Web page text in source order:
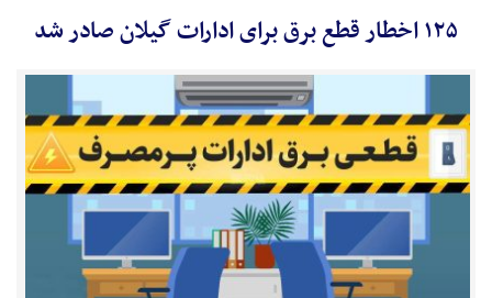
۱۲۵ اخطار قطع برق برای ادارات گیلان صادر شد